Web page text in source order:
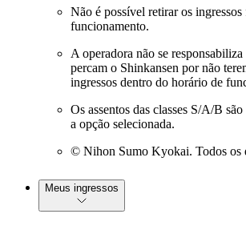
Não é possível retirar os
funcionamento.
A operadora não se
percam o Shinkansen por não
ingressos dentro do horário de
Os assentos das classes S/A/B
a opção selecionada.
© Nihon Sumo Kyokai. Todos os
Meus ingressos